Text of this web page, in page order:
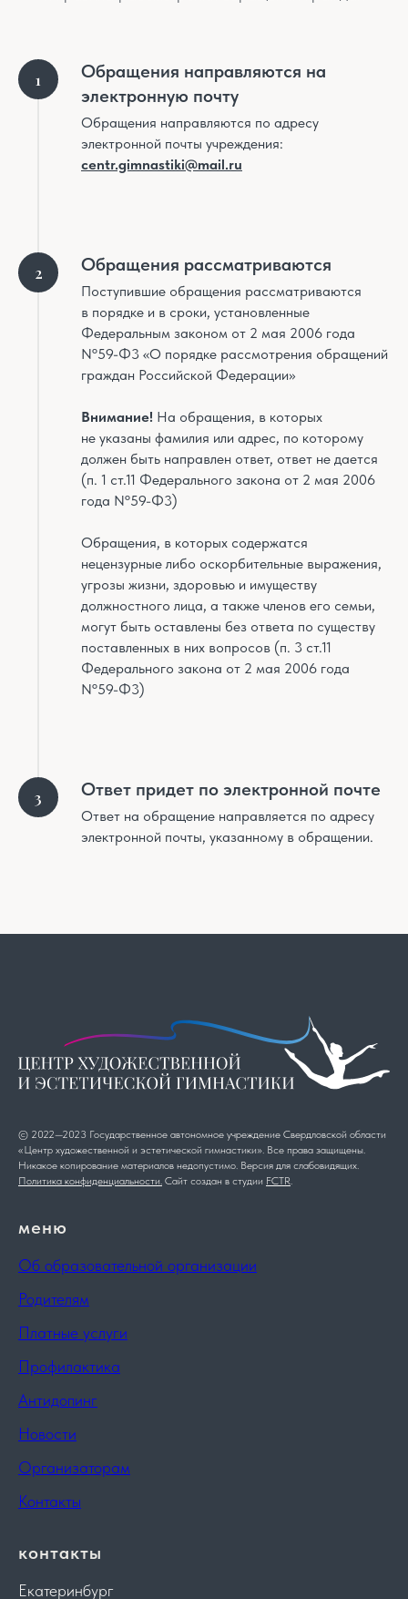
Обращения направляются на
электронную почту
Обращения направляются по адресу
электронной почты учреждения:
centr.gimnastiki@mail.ru
Обращения рассматриваются
Поступившие обращения рассматриваются
в порядке и в сроки, установленные
Федеральным законом от 2 мая 2006 года
Nº59-Ф3 «О порядке рассмотрения обращений
граждан Российской Федерации»
Внимание! На обращения, в которых
не указаны фамилия или адрес, по которому
должен быть направлен ответ, ответ не дается
(п. 1 ст.11 Федерального закона от 2 мая 2006
года Nº59-Ф3)
Обращения, в которых содержатся
нецензурные либо оскорбительные выражения,
угрозы жизни, здоровью и имуществу
должностного лица, а также членов его семьи,
могут быть оставлены без ответа по существу
поставленных в них вопросов (п. 3 ст.11
Федерального закона от 2 мая 2006 года
Nº59-Ф3)
Ответ придет по электронной почте
Ответ на обращение направляется по адресу
электронной почты, указанному в обращении.
© 2022—2023 Государственное автономное учреждение Свердловской области
«Центр художественной и эстетической гимнастики». Все права защищены.
Никакое копирование материалов недопустимо. Версия для слабовидящих.
Политика конфиденциальности. Сайт создан в студии FCTR.
меню
Об образовательной организации
Родителям
Платные услуги
Профилактика
Антидопинг
Новости
Организаторам
Контакты
контакты
Екатеринбург